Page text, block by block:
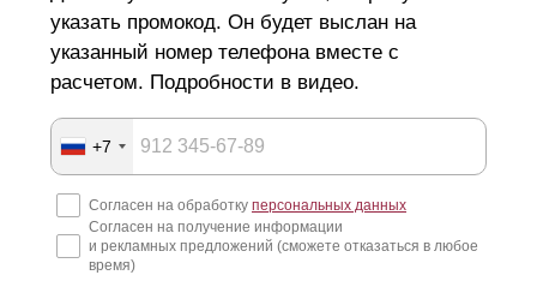
указать промокод. Он будет выслан на
указанный номер телефона вместе с
расчетом. Подробности в видео.
+7
Согласен на обработку персональных данных
Согласен на получение информации
и рекламных предложений (сможете отказаться в любое
время)